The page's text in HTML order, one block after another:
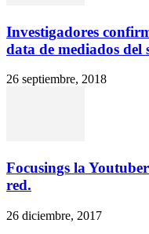
Investigadores
data de mediados del
26 septiembre, 2018
Focusings la
red.
26 diciembre, 2017